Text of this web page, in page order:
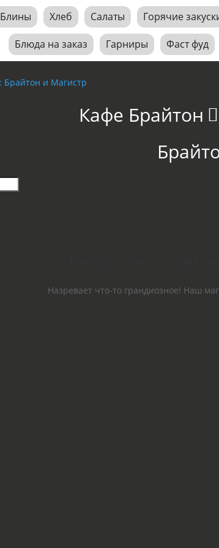
Блины Хлеб Салаты Горячие
Блюда на заказ Гарниры Фаст фуд
Кафе Брайтон
Назревает что-то грандиозное! Наш